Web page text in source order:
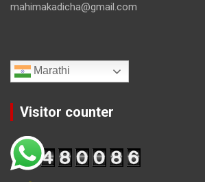
mahimakadicha@gmail.com
Marathi
Visitor counter